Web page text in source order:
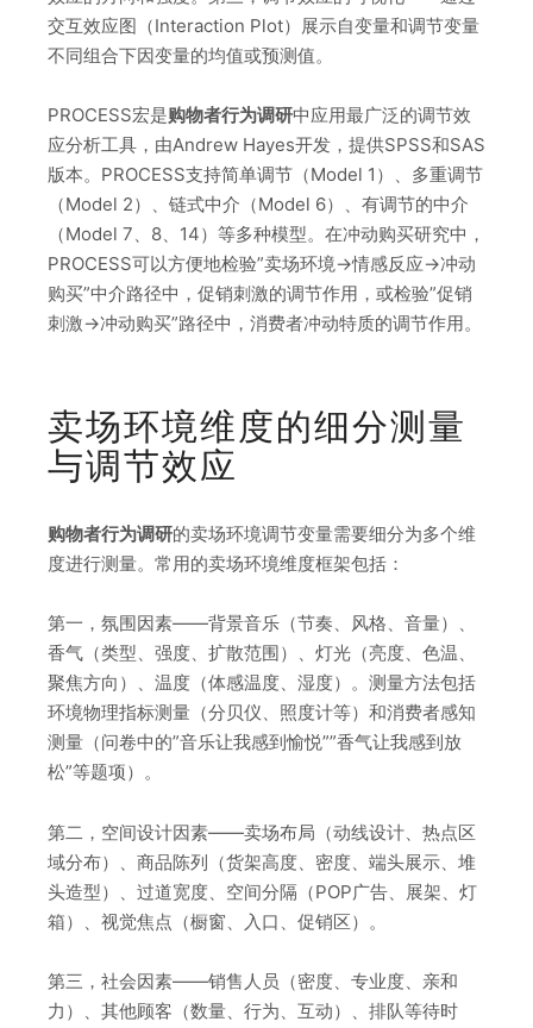
交互效应图（Interaction Plot）展示自变量和调节变量
不同组合下因变量的均值或预测值。
PROCESS宏是购物者行为调研中应用最广泛的调节效
应分析工具，由Andrew Hayes开发，提供SPSS和SAS
版本。PROCESS支持简单调节（Model 1）、多重调节
（Model 2）、链式中介（Model 6）、有调节的中介
（Model 7、8、14）等多种模型。在冲动购买研究中，
PROCESS可以方便地检验”卖场环境→情感反应→冲动
购买”中介路径中，促销刺激的调节作用，或检验”促销
刺激→冲动购买”路径中，消费者冲动特质的调节作用。
卖场环境维度的细分测量
与调节效应
购物者行为调研的卖场环境调节变量需要细分为多个维
度进行测量。常用的卖场环境维度框架包括：
第一，氛围因素——背景音乐（节奏、风格、音量）、
香气（类型、强度、扩散范围）、灯光（亮度、色温、
聚焦方向）、温度（体感温度、湿度）。测量方法包括
环境物理指标测量（分贝仪、照度计等）和消费者感知
测量（问卷中的”音乐让我感到愉悦””香气让我感到放
松”等题项）。
第二，空间设计因素——卖场布局（动线设计、热点区
域分布）、商品陈列（货架高度、密度、端头展示、堆
头造型）、过道宽度、空间分隔（POP广告、展架、灯
箱）、视觉焦点（橱窗、入口、促销区）。
第三，社会因素——销售人员（密度、专业度、亲和
力）、其他顾客（数量、行为、互动）、排队等待时